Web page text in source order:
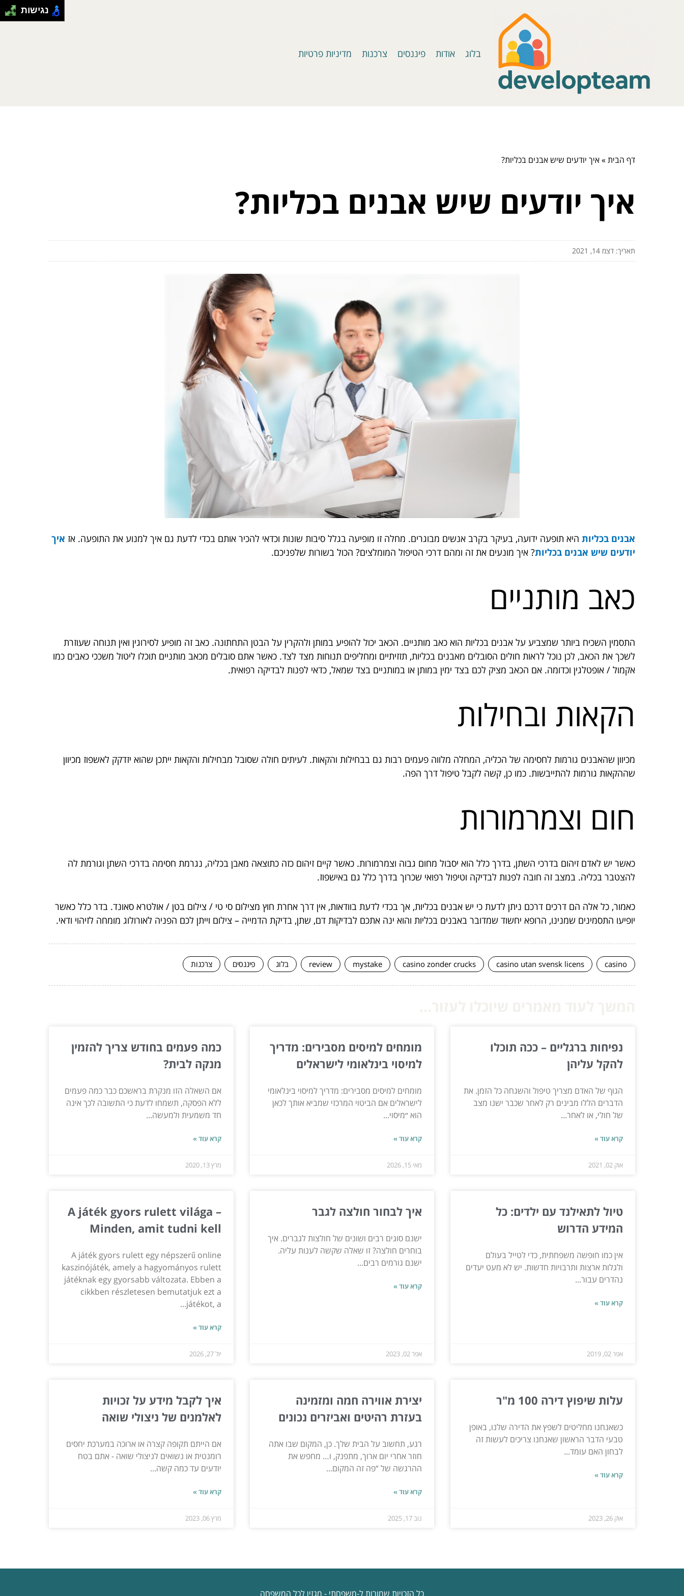
בלוג אודות פיננסים צרכנות מדיניות פרטיות
דף הבית»איך יודעים שיש אבנים בכליות?
איך יודעים שיש אבנים בכליות?
תאריך: דצמ 14, 2021
אבנים בכליות היא תופעה ידועה, בעיקר בקרב אנשים מבוגרים. מחלה זו מופיעה בגלל סיבות שונות וכדאי להכיר אותם בכדי לדעת גם איך למנוע את התופעה. אז איך
יודעים שיש אבנים בכליות? איך מונעים את זה ומהם דרכי הטיפול המומלצים? הכול בשורות שלפניכם.
כאב מותניים
התסמין השכיח ביותר שמצביע על אבנים בכליות הוא כאב מותניים. הכאב יכול להופיע במותן ולהקרין על הבטן התחתונה. כאב זה מופיע לסירוגין ואין תנוחה שעוזרת
לשכך את הכאב, לכן נוכל לראות חולים הסובלים מאבנים בכליות, תזזיתיים ומחליפים תנוחות מצד לצד. כאשר אתם סובלים מכאב מותניים תוכלו ליטול משככי כאבים כמו
אקמול / אופטלגין וכדומה. אם הכאב מציק לכם בצד ימין במותן או במותניים בצד שמאל, כדאי לפנות לבדיקה רפואית.
הקאות ובחילות
מכיוון שהאבנים גורמות לחסימה של הכליה, המחלה מלווה פעמים רבות גם בבחילות והקאות. לעיתים חולה שסובל מבחילות והקאות ייתכן שהוא יזדקק לאשפוז מכיוון
שההקאות גורמות להתייבשות. כמו כן, קשה לקבל טיפול דרך הפה.
חום וצמרמורות
כאשר יש לאדם זיהום בדרכי השתן, בדרך כלל הוא יסבול מחום גבוה וצמרמורות. כאשר קיים זיהום כזה כתוצאה מאבן בכליה, נגרמת חסימה בדרכי השתן וגורמת לה
להצטבר בכליה. במצב זה חובה לפנות לבדיקה וטיפול רפואי שכרוך בדרך כלל גם באישפוז.
כאמור, כל אלה הם דרכים דרכם ניתן לדעת כי יש אבנים בכליות, אך בכדי לדעת בוודאות, אין דרך אחרת חוץ מצילום סי טי / צילום בטן / אולטרא סאונד. בדר כלל כאשר
יופיעו התסמינים שמנינו, הרופא יחשוד שמדובר באבנים בכליות והוא ינה אתכם לבדיקות דם, שתן, בדיקת הדמייה – צילום וייתן לכם הפניה לאורולוג מומחה לזיהוי ודאי.
casino
casino utan svensk licens
casino zonder crucks
mystake
review בלוג פיננסים צרכנות
נפיחות ברגליים – ככה תוכלו
להקל עליהן
הגוף של האדם מצריך טיפול והשגחה כל הזמן. את
הדברים הללו מבינים רק לאחר שכבר ישנו מצב
של חולי, או לאחר...
קרא עוד »
אוק 02, 2021
מומחים למיסים מסבירים: מדריך
למיסוי בינלאומי לישראלים
מומחים למיסים מסבירים: מדריך למיסוי בינלאומי
לישראלים אם הביטוי המרכזי שמביא אותך לכאן
הוא ״מיסוי...
קרא עוד »
מאי 15, 2026
כמה פעמים בחודש צריך להזמין
מנקה לבית?
אם השאלה הזו מנקרת בראשכם כבר כמה פעמים
ללא הפסקה, תשמחו לדעת כי התשובה לכך אינה
חד משמעית ולמעשה...
קרא עוד »
מרץ 13, 2020
טיול לתאילנד עם ילדים: כל
המידע הדרוש
אין כמו חופשה משפחתית, כדי לטייל בעולם
ולגלות ארצות ותרבויות חדשות. יש לא מעט יעדים
נהדרים עבור...
קרא עוד »
אפר 02, 2019
איך לבחור חולצה לגבר
ישנם סוגים רבים ושונים של חולצות לגברים. איך
בוחרים חולצה? זו שאלה שקשה לענות עליה.
ישנם גורמים רבים...
קרא עוד »
אפר 02, 2023
A játék gyors rulett világa –
Minden, amit tudni kell
A játék gyors rulett egy népszerű online
kaszinójáték, amely a hagyományos rulett
játéknak egy gyorsabb változata. Ebben a
cikkben részletesen bemutatjuk ezt a
játékot, a...
קרא עוד »
יול 27, 2026
עלות שיפוץ דירה 100 מ"ר
כשאנחנו מחליטים לשפץ את הדירה שלנו, באופן
טבעי הדבר הראשון שאנחנו צריכים לעשות זה
לבחון האם עומד...
קרא עוד »
אוק 26, 2023
יצירת אווירה חמה ומזמינה
בעזרת רהיטים ואביזרים נכונים
רגע, תחשוב על הבית שלך. כן, המקום שבו אתה
חוזר אחרי יום ארוך, מתפנק, ו… מחפש את
ההרגשה של “פה זה המקום...
קרא עוד »
נוב 17, 2025
איך לקבל מידע על זכויות
לאלמנים של ניצולי שואה
אם הייתם תקופה קצרה או ארוכה במערכת יחסים
רומנטית או נשואים לניצולי שואה - אתם בטח
יודעים עד כמה קשה...
קרא עוד »
מרץ 06, 2023
כל הזכויות שמורות ל-משפחתי - מגזין לכל המשפחה
נגישות